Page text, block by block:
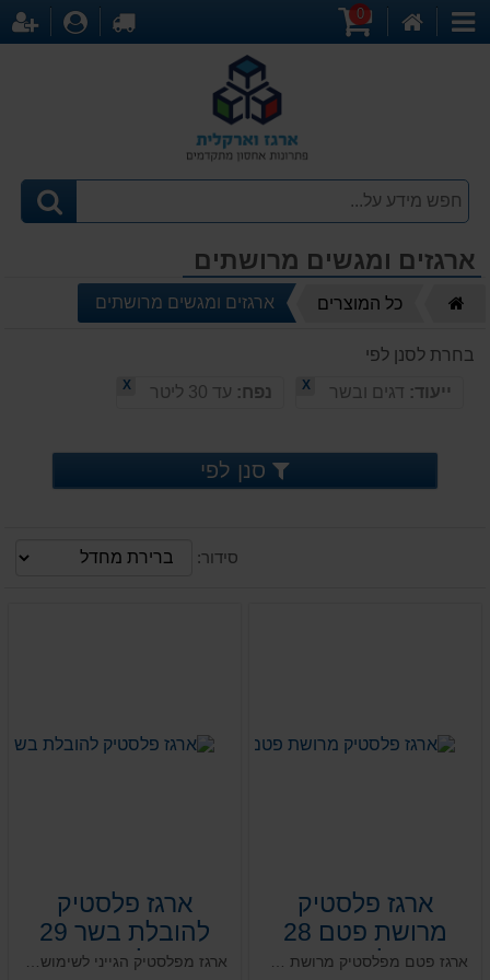
קטגוריות
0
לקופה
ארגזים ומגשים מרושתים
כל המוצרים ארגזים ומגשים מרושתים
בחרת לסנן לפי
ייעוד: דגים ובשר X נפח: עד 30 ליטר X
סנן לפי
סידור:
ארגז פלסטיק
מרושת פטם 28
ליטר
ארגז פטם מפלסטיק מרושת לשימוש רב-פעמי ייעודי לבשר ומותאם להובלת נקניקים. קל לשטיפה ולניקוי מאושר מזון בחומר בתול ומותאם לשימושים חוזרים. איכותי ועמיד במיוחד גם לטמפרטורות נמוכות.
ארגז פלסטיק
להובלת בשר 29
ליטר
ארגז מפלסטיק הגייני לשימוש רב-פעמי ייעודי לבשר ומותאם להובלת מוצרי בשר. קל לשטיפה ולניקוי מאושר מזון בחומר בתול ומותאם לשימושים חוזרים. איכותי ועמיד במיוחד גם לטמפרטורות נמוכות.